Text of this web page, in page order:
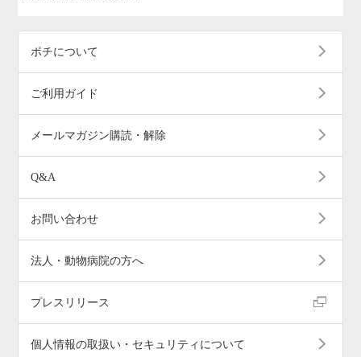
ポチについて
ご利用ガイド
メールマガジン購読・解除
Q&A
お問い合わせ
法人・動物病院の方へ
プレスリリース
個人情報の取扱い・セキュリティについて